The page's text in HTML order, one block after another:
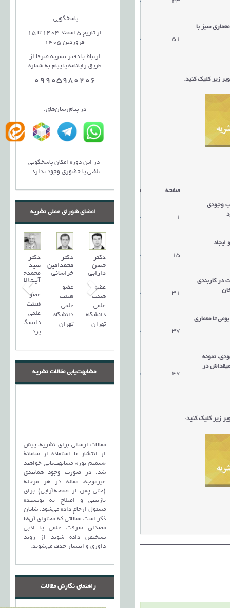
سبز با
51
دریافت مقاله
زیر کلیک کنید:
صفحه مقالات
وجودی
1 دریافت مقاله
15
دریافت مقاله
در کاربندی
31 دریافت مقاله
تا معماری
37
دریافت مقاله
نمونه
در
47
دریافت مقاله
زیر کلیک کنید:
پاسخگویی:
از تاریخ 5 اسفند 1404 تا 15
فروردین 1405
ارتباط با دفتر نشریه صرفا از
طریق رایانامه یا پیام به شماره
09905980206
در پیام‌رسان‌های:
در این دوره امکان پاسخگویی
تلفنی یا حضوری وجود ندارد.
اعضای شورای عملی نشریه
دکتر
سید
محمد‌حسین
آیت‌اللهی
عضو
هیئت
علمی
دانشگاه
یزد
دکتر
محمدامین
خراسانی
عضو
هیئت
علمی
دانشگاه
تهران
دکتر
حسن
دارابی
عضو
هیئت
علمی
دانشگاه
تهران
مشابهت‌یابی مقالات نشریه
مقالات ارسالی برای نشریه، پیش
از انتشار با استفاده از سامانۀ
«سمیم نور» مشابهت‌یابی خواهند
شد. در صورت وجود همانندی
غیرموجه، مقاله در هر مرحله
(حتی پس از صفحه‌آرایی) برای
بازبینی و اصلاح به نویسنده
مسئول ارجاع داده می‌شود. شایان
ذکر است مقالاتی که محتوای آن‌ها
مصداق سرقت علمی یا ادبی
تشخیص داده شوند از روند
داوری و انتشار حذف می‌شوند.
راهنمای نگارش مقالات